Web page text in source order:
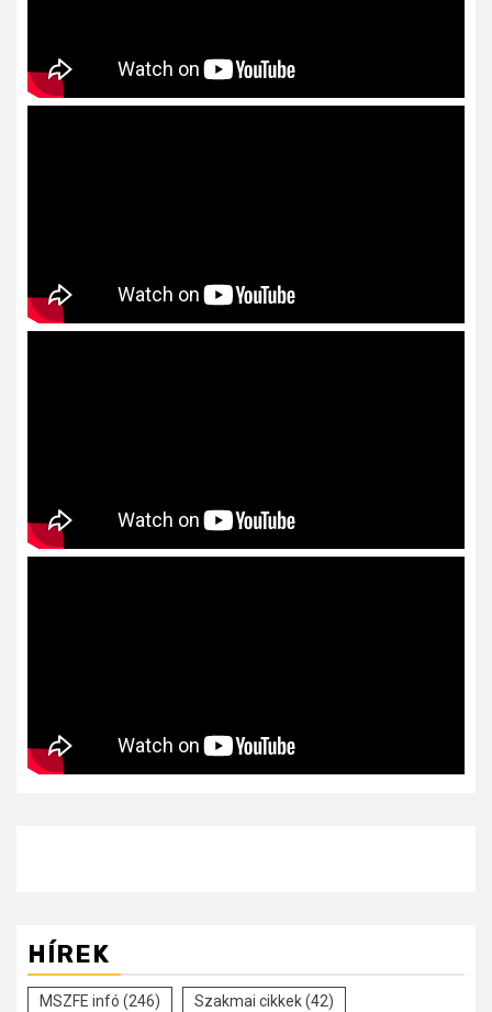
HÍREK
MSZFE infó (246) Szakmai cikkek(42)